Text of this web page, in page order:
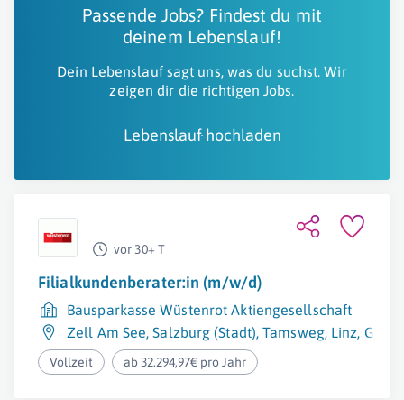
Passende Jobs? Findest du mit
deinem Lebenslauf!
Dein Lebenslauf sagt uns, was du suchst. Wir
zeigen dir die richtigen Jobs.
Lebenslauf hochladen
vor 30+ T
Filialkundenberater:in (m/w/d)
Bausparkasse Wüstenrot Aktiengesellschaft
Zell Am See,Salzburg (Stadt),Tamsweg, Linz,
Vollzeit ab 32.294,97€ pro Jahr